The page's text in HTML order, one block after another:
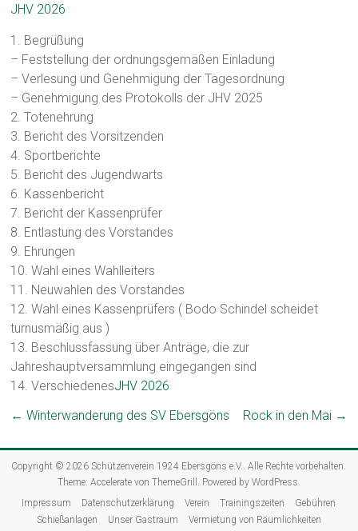
JHV 2026
1. Begrüßung
– Feststellung der ordnungsgemäßen Einladung
– Verlesung und Genehmigung der Tagesordnung
– Genehmigung des Protokolls der JHV 2025
2. Totenehrung
3. Bericht des Vorsitzenden
4. Sportberichte
5. Bericht des Jugendwarts
6. Kassenbericht
7. Bericht der Kassenprüfer
8. Entlastung des Vorstandes
9. Ehrungen
10. Wahl eines Wahlleiters
11. Neuwahlen des Vorstandes
12. Wahl eines Kassenprüfers ( Bodo Schindel scheidet
turnusmäßig aus )
13. Beschlussfassung über Anträge, die zur
Jahreshauptversammlung eingegangen sind
14. VerschiedenesJHV 2026
← Winterwanderung des SV Ebersgöns Rock in den Mai →
Copyright © 2026Schützenverein 1924 Ebersgöns e.V.. Alle Rechte vorbehalten.
Theme: Acceleratevon ThemeGrill. Powered by WordPress.
Impressum
Datenschutzerklärung Verein Trainingszeiten
Gebühren
Schießanlagen
Unser Gastraum
Vermietung von Räumlichkeiten